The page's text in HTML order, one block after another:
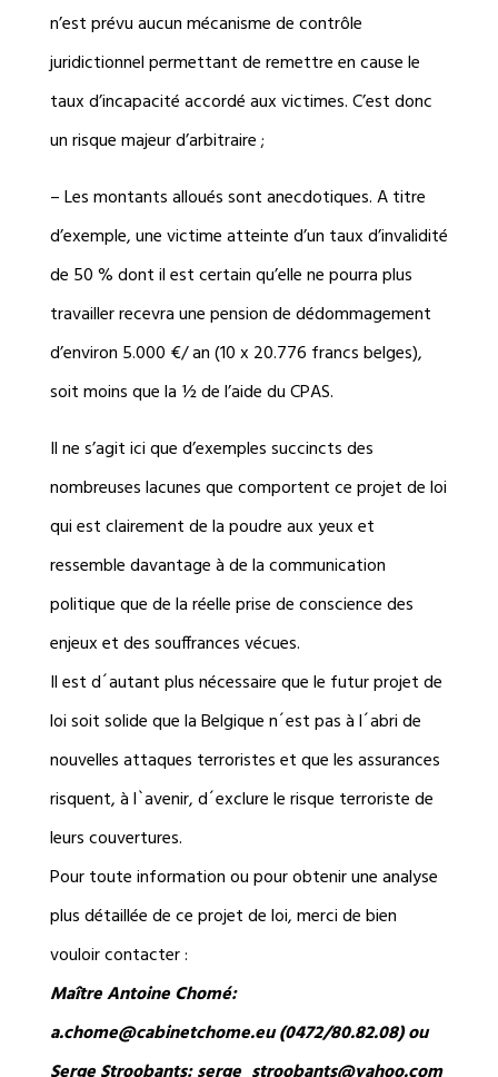
n’est prévu aucun mécanisme de contrôle
juridictionnel permettant de remettre en cause le
taux d’incapacité accordé aux victimes. C’est donc
un risque majeur d’arbitraire ;
– Les montants alloués sont anecdotiques. A titre
d’exemple, une victime atteinte d’un taux d’invalidité
de 50 % dont il est certain qu’elle ne pourra plus
travailler recevra une pension de dédommagement
d’environ 5.000 €/ an (10 x 20.776 francs belges),
soit moins que la ½ de l’aide du CPAS.
Il ne s’agit ici que d’exemples succincts des
nombreuses lacunes que comportent ce projet de loi
qui est clairement de la poudre aux yeux et
ressemble davantage à de la communication
politique que de la réelle prise de conscience des
enjeux et des souffrances vécues.
Il est d´autant plus nécessaire que le futur projet de
loi soit solide que la Belgique n´est pas à l´abri de
nouvelles attaques terroristes et que les assurances
risquent, à l`avenir, d´exclure le risque terroriste de
leurs couvertures.
Pour toute information ou pour obtenir une analyse
plus détaillée de ce projet de loi, merci de bien
vouloir contacter :
Maître Antoine Chomé:
a.chome@cabinetchome.eu (0472/80.82.08) ou